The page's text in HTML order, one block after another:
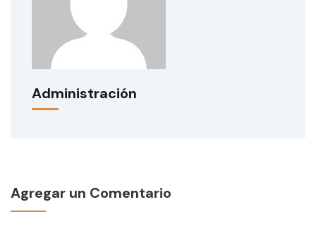
Administración
Agregar un Comentario